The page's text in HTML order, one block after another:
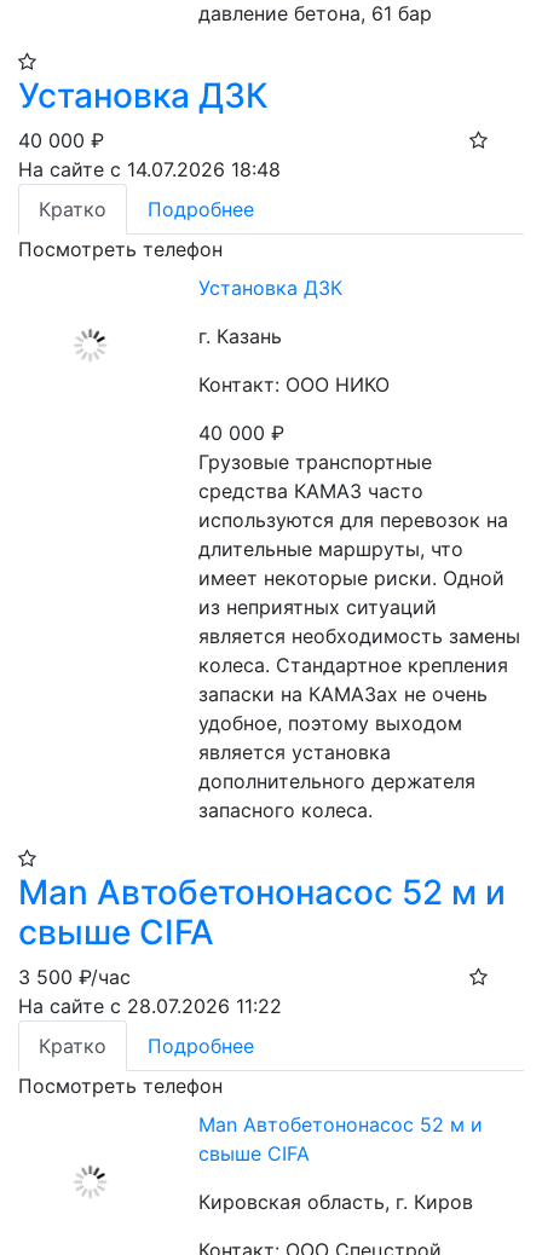
давление бетона, 61 бар
Установка ДЗК
40 000 ₽
На сайте с 14.07.2026 18:48
Кратко
Подробнее
Посмотреть телефон
Установка ДЗК
г. Казань
Контакт: ООО НИКО
40 000₽
Грузовые транспортные
средства КАМАЗ часто
используются для перевозок на
длительные маршруты, что
имеет некоторые риски. Одной
из неприятных ситуаций
является необходимость замены
колеса. Стандартное крепления
запаски на КАМАЗах не очень
удобное, поэтому выходом
является установка
дополнительного держателя
запасного колеса.
Man Автобетононасос 52 м и
свыше CIFA
3 500 ₽/час
На сайте с 28.07.2026 11:22
Кратко
Подробнее
Посмотреть телефон
Man Автобетононасос 52 м и
свыше CIFA
Кировская область, г. Киров
Контакт: ООО Спецстрой